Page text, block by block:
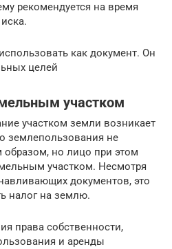
рекомендуется на время
как документ. Он
целей
участком
участком земли возникает
землепользования не
но лицо при этом
участком. Несмотря
документов, это
налог на землю.
права собственности,
и аренды